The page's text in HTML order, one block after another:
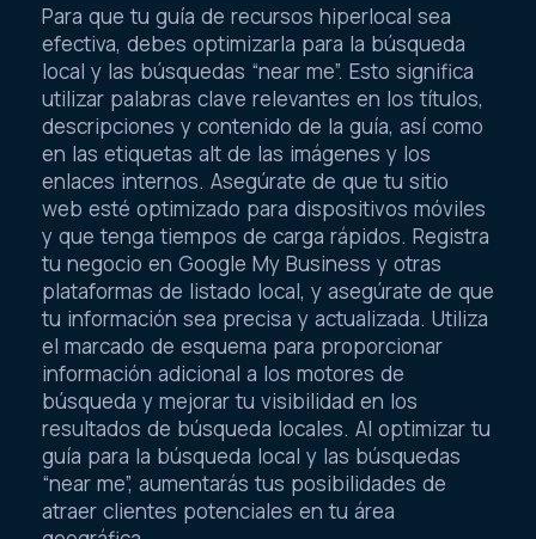
Para que tu guía de recursos hiperlocal sea
efectiva, debes optimizarla para la búsqueda
local y las búsquedas “near me”. Esto significa
utilizar palabras clave relevantes en los títulos,
descripciones y contenido de la guía, así como
en las etiquetas alt de las imágenes y los
enlaces internos. Asegúrate de que tu sitio
web esté optimizado para dispositivos móviles
y que tenga tiempos de carga rápidos. Registra
tu negocio en Google My Business y otras
plataformas de listado local, y asegúrate de que
tu información sea precisa y actualizada. Utiliza
el marcado de esquema para proporcionar
información adicional a los motores de
búsqueda y mejorar tu visibilidad en los
resultados de búsqueda locales. Al optimizar tu
guía para la búsqueda local y las búsquedas
“near me”, aumentarás tus posibilidades de
atraer clientes potenciales en tu área